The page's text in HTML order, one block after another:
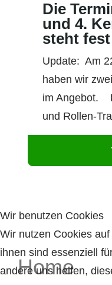
Die
und 4.
steht fest
Update: Am
haben wir
im Angebot.
und Rollen-
Home
Wir benutzen Cookies
Wir nutzen Cookies
ihnen sind essenziell
andere uns helfen,